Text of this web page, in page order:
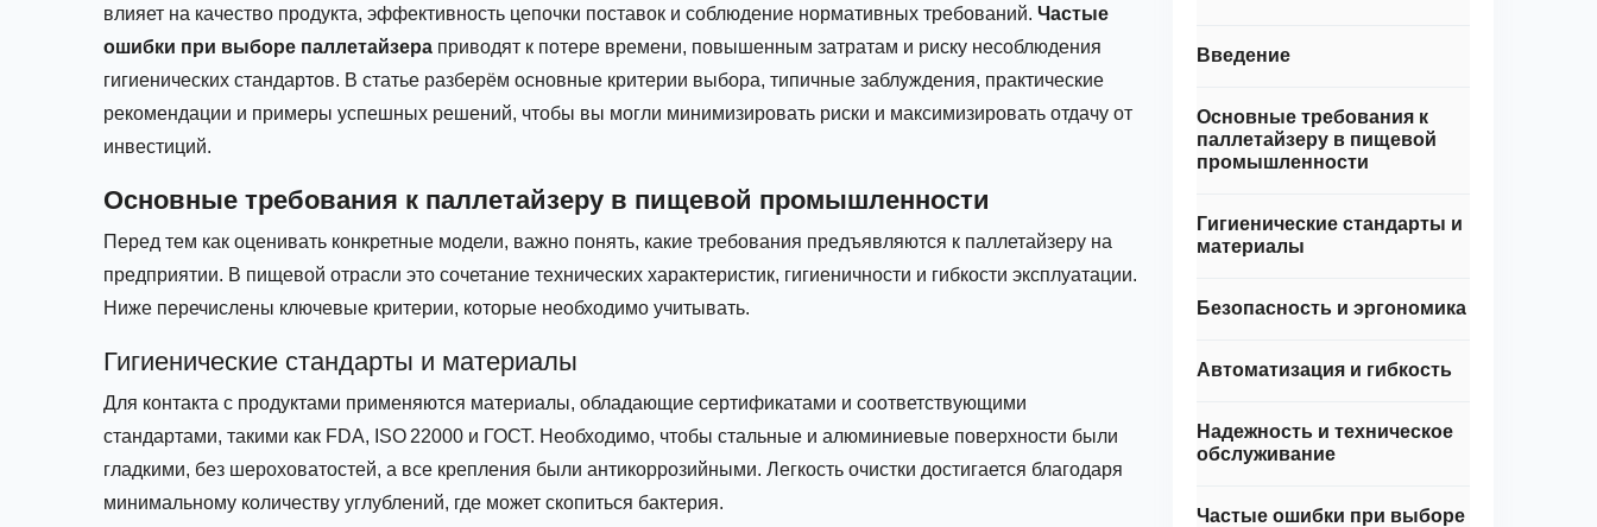
влияет на качество продукта, эффективность цепочки поставок и соблюдение нормативных требований. Частые
ошибки при выборе паллетайзера приводят к потере времени, повышенным затратам и риску несоблюдения
гигиенических стандартов. В статье разберём основные критерии выбора, типичные заблуждения, практические
рекомендации и примеры успешных решений, чтобы вы могли минимизировать риски и максимизировать отдачу от
инвестиций.
Основные требования к паллетайзеру в пищевой промышленности
Перед тем как оценивать конкретные модели, важно понять, какие требования предъявляются к паллетайзеру на
предприятии. В пищевой отрасли это сочетание технических характеристик, гигиеничности и гибкости эксплуатации.
Ниже перечислены ключевые критерии, которые необходимо учитывать.
Гигиенические стандарты и материалы
Для контакта с продуктами применяются материалы, обладающие сертификатами и соответствующими
стандартами, такими как FDA, ISO 22000 и ГОСТ. Необходимо, чтобы стальные и алюминиевые поверхности были
гладкими, без шероховатостей, а все крепления были антикоррозийными. Легкость очистки достигается благодаря
минимальному количеству углублений, где может скопиться бактерия.
Введение
Основные требования к
паллетайзеру в пищевой
промышленности
Гигиенические стандарты и
материалы
Безопасность и эргономика
Автоматизация и гибкость
Надежность и техническое
обслуживание
Частые ошибки при выборе